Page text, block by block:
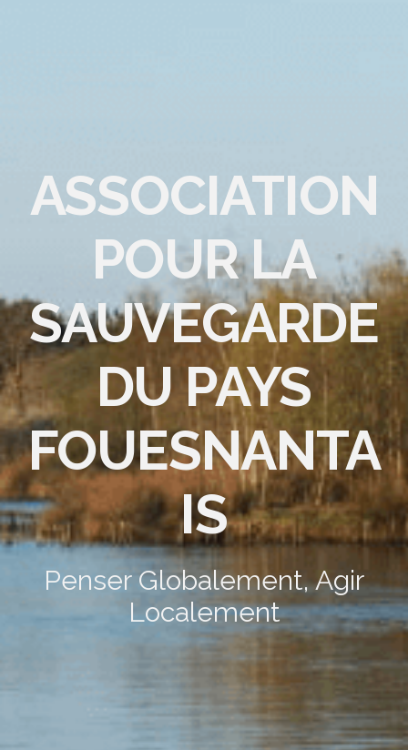
ASSOCIATION
POUR LA
SAUVEGARDE
DU PAYS
FOUESNANTA
IS
Penser Globalement, Agir
Localement